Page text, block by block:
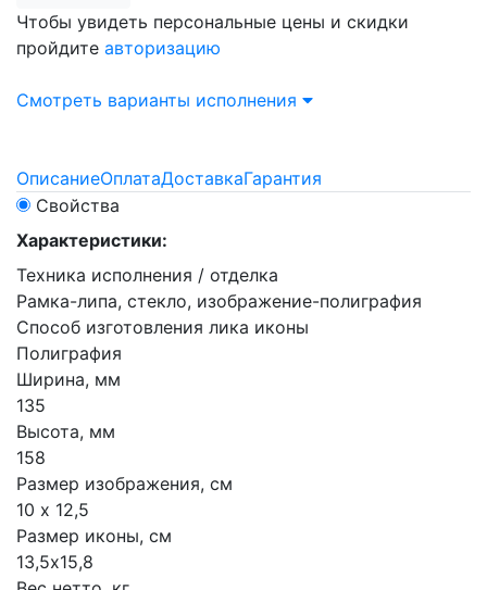
Чтобы увидеть персональные цены и скидки
пройдите авторизацию
Смотреть варианты исполнения
ОписаниеОплатаДоставкаГарантия
Свойства
Характеристики:
Техника исполнения / отделка
Рамка-липа, стекло, изображение-полиграфия
Способ изготовления лика иконы
Полиграфия
Ширина, мм
135
Высота, мм
158
Размер изображения, см
10 х 12,5
Размер иконы, см
13,5х15,8